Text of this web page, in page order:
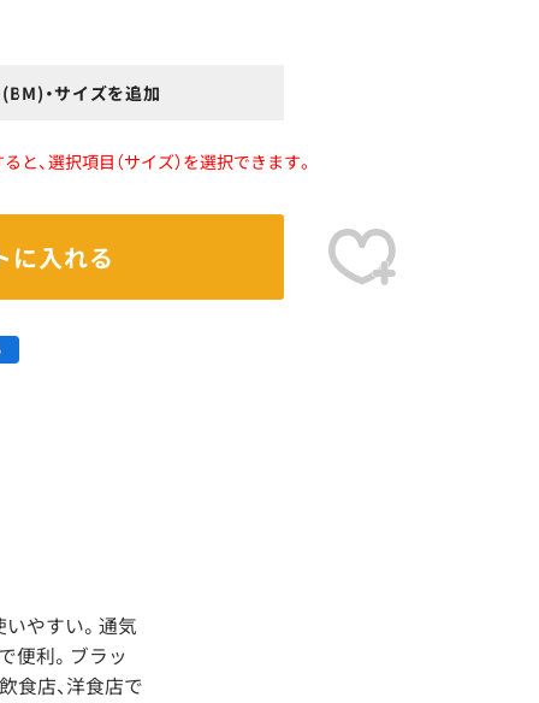
・サイズを追加
と、選択項目（サイズ）を選択できます。
に入れる
やすい。通気
便利。ブラッ
食店、洋食店で